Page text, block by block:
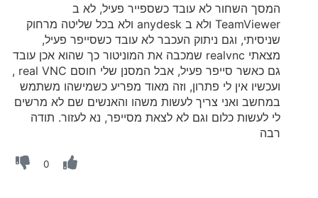
המסך השחור לא עובד כשספייר פעיל, לא ב
TeamViewer ולא ב anydesk ולא בכל שליטה מרחוק
שניסיתי, וגם ניתוק העכבר לא עובד כשסייפר פעיל,
מצאתי realvnc שמכבה את המוניטור כך שהוא אכן עובד
גם כאשר סייפר פעיל, אבל המסנן שלי חוסם real VNC ,
ועכשיו אין לי פתרון, וזה מאוד מפריע כשמישהו משתמש
במחשב ואני צריך לעשות משהו והאנשים שם לא מרשים
לי לעשות כלום וגם לא לצאת מסייפר, נא לעזור. תודה
רבה
0